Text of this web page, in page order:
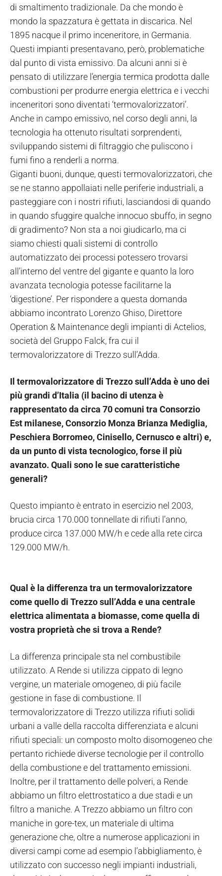
di smaltimento tradizionale. Da che mondo è
mondo la spazzatura è gettata in discarica. Nel
1895 nacque il primo inceneritore, in Germania.
Questi impianti presentavano, però, problematiche
dal punto di vista emissivo. Da alcuni anni si è
pensato di utilizzare l’energia termica prodotta dalle
combustioni per produrre energia elettrica e i vecchi
inceneritori sono diventati ‘termovalorizzatori’.
Anche in campo emissivo, nel corso degli anni, la
tecnologia ha ottenuto risultati sorprendenti,
sviluppando sistemi di filtraggio che puliscono i
fumi fino a renderli a norma.
Giganti buoni, dunque, questi termovalorizzatori, che
se ne stanno appollaiati nelle periferie industriali, a
pasteggiare con i nostri rifiuti, lasciandosi di quando
in quando sfuggire qualche innocuo sbuffo, in segno
di gradimento? Non sta a noi giudicarlo, ma ci
siamo chiesti quali sistemi di controllo
automatizzato dei processi potessero trovarsi
all’interno del ventre del gigante e quanto la loro
avanzata tecnologia potesse facilitarne la
‘digestione’. Per rispondere a questa domanda
abbiamo incontrato Lorenzo Ghiso, Direttore
Operation & Maintenance degli impianti di Actelios,
società del Gruppo Falck, fra cui il
termovalorizzatore di Trezzo sull’Adda.
Il termovalorizzatore di Trezzo sull’Adda è uno dei
più grandi d’Italia (il bacino di utenza è
rappresentato da circa 70 comuni tra Consorzio
Est milanese, Consorzio Monza Brianza Mediglia,
Peschiera Borromeo, Cinisello, Cernusco e altri) e,
da un punto di vista tecnologico, forse il più
avanzato. Quali sono le sue caratteristiche
generali?
Questo impianto è entrato in esercizio nel 2003,
brucia circa 170.000 tonnellate di rifiuti l’anno,
produce circa 137.000 MW/h e cede alla rete circa
129.000 MW/h.
Qual è la differenza tra un termovalorizzatore
come quello di Trezzo sull’Adda e una centrale
elettrica alimentata a biomasse, come quella di
vostra proprietà che si trova a Rende?
La differenza principale sta nel combustibile
utilizzato. A Rende si utilizza cippato di legno
vergine, un materiale omogeneo, di più facile
gestione in fase di combustione. Il
termovalorizzatore di Trezzo utilizza rifiuti solidi
urbani a valle della raccolta differenziata e alcuni
rifiuti speciali: un composto molto disomogeneo che
pertanto richiede diverse tecnologie per il controllo
della combustione e del trattamento emissioni.
Inoltre, per il trattamento delle polveri, a Rende
abbiamo un filtro elettrostatico a due stadi e un
filtro a maniche. A Trezzo abbiamo un filtro con
maniche in gore-tex, un materiale di ultima
generazione che, oltre a numerose applicazioni in
diversi campi come ad esempio l’abbigliamento, è
utilizzato con successo negli impianti industriali,